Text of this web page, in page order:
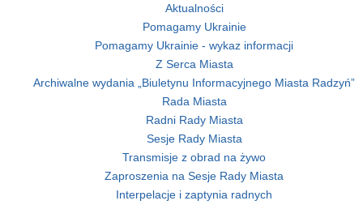
Aktualności
Pomagamy Ukrainie
Pomagamy Ukrainie - wykaz informacji
Z Serca Miasta
Archiwalne wydania „Biuletynu Informacyjnego Miasta Radzyń”
Rada Miasta
Radni Rady Miasta
Sesje Rady Miasta
Transmisje z obrad na żywo
Zaproszenia na Sesje Rady Miasta
Interpelacje i zaptynia radnych